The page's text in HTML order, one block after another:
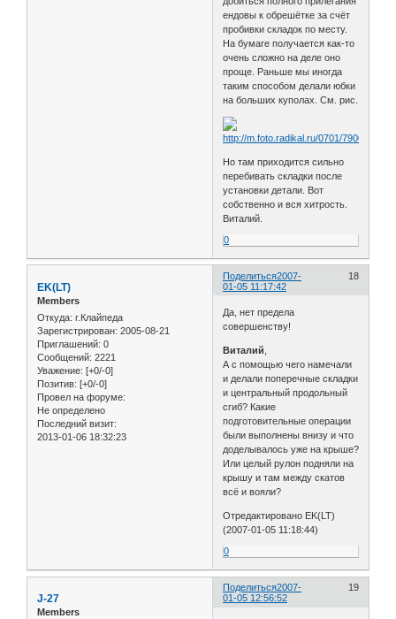
ендовы к обрешётке за счёт
пробивки складок по месту.
На бумаге получается как-то
очень сложно на деле оно
проще. Раньше мы иногда
таким способом делали юбки
на больших куполах. См. рис.
Но там приходится сильно
перебивать складки после
установки детали. Вот
собственно и вся хитрость.
Виталий.
0
Поделиться 18
2007-
01-05 11:17:42
EK(LT)
Members
Откуда: г.Клайпеда
Зарегистрирован: 2005-08-21
Приглашений: 0
Сообщений: 2221
Уважение: [+0/-0]
Позитив: [+0/-0]
Провел на форуме:
Не определено
Последний визит:
2013-01-06 18:32:23
Да, нет предела
совершенству!
Виталий
А с помощью чего намечали
и делали поперечные складки
и центральный продольный
сгиб? Какие
подготовительные операции
были выполнены внизу и что
доделывалось уже на крыше?
Или целый рулон подняли на
крышу и там между скатов
всё и вояли?
Отредактировано EK(LT)
(2007-01-05 11:18:44)
0
Поделиться 19
2007-
01-05 12:56:52
J-27
Members